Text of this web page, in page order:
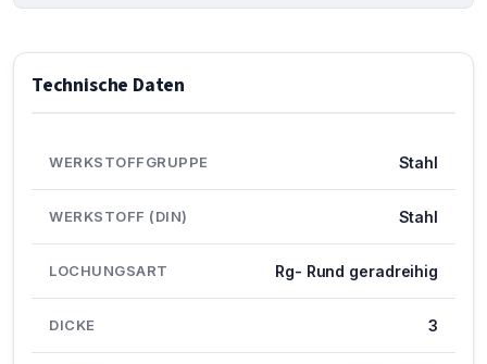
Technische Daten
WERKSTOFFGRUPPE Stahl
WERKSTOFF (DIN) Stahl
LOCHUNGSART Rg- Rund geradreihig
DICKE 3